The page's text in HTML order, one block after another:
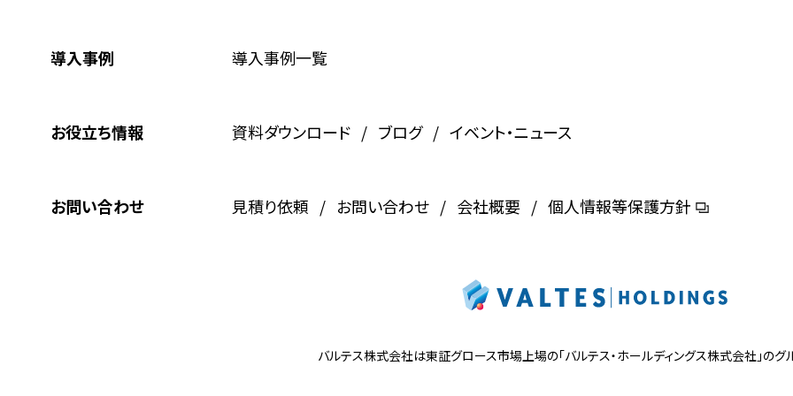
導入事例 導入事例一覧
お役立ち情報 資料ダウンロード ブログ イベント・ニュース
お問い合わせ 見積り依頼 お問い合わせ 会社概要 個人情報等保護方針
バルテス株式会社は東証グロース市場上場の「バルテス・ホールディングス株式会社」のグ